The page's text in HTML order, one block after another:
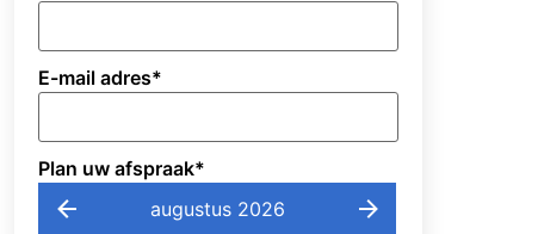
E-mail adres*
Plan uw afspraak*
augustus 2026